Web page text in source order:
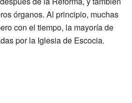
órganos. Al principio, muchas
con el tiempo, la mayoría de
por la Iglesia de Escocia.